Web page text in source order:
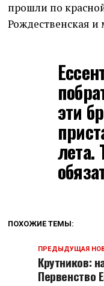
прошли по
Рождественская
эти
лета.
ПОХОЖИЕ ТЕМЫ:
ПРЕДЫДУЩАЯ
Крутников:
Первенство